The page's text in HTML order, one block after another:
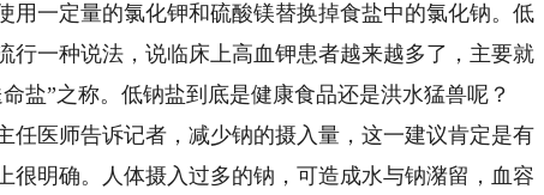
一定量的氯化钾和硫酸镁替换掉食盐中的氯化钠。低
行一种说法，说临床上高血钾患者越来越多了，主要就
盐”之称。低钠盐到底是健康食品还是洪水猛兽呢？
医师告诉记者，减少钠的摄入量，这一建议肯定是有
很明确。人体摄入过多的钠，可造成水与钠潴留，血容